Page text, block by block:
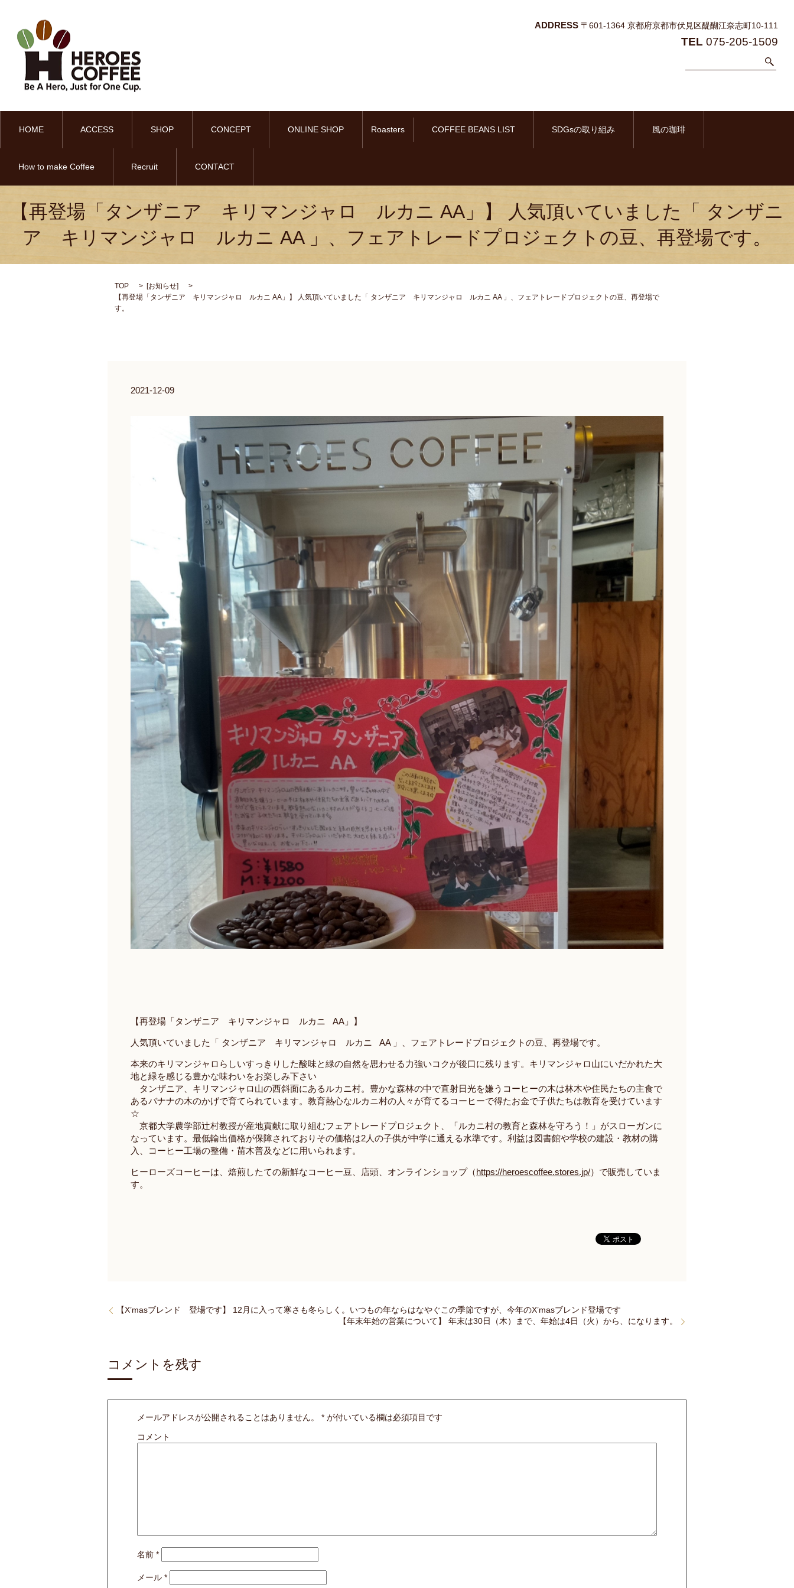
ADDRESS 〒601-1364 京都府京都市伏見区醍醐江奈志町10-111
TEL 075-205-1509
HOME ACCESS SHOP CONCEPT ONLINE SHOP Roasters COFFEE BEANS LIST SDGsの取り組み 風の珈琲
How to make Coffee Recruit CONTACT
【再登場「タンザニア キリマンジャロ ルカニ AA」】 人気頂いていました「 タンザニ
ア キリマンジャロ ルカニ AA 」、フェアトレードプロジェクトの豆、再登場です。
TOP [お知らせ]
【再登場「タンザニア キリマンジャロ ルカニ AA」】 人気頂いていました「 タンザニア キリマンジャロ ルカニ AA 」、フェアトレードプロジェクトの豆、再登場で
す。
2021-12-09
【再登場「タンザニア キリマンジャロ ルカニ AA 」】
人気頂いていました「 タンザニア キリマンジャロ ルカニ AA 」、フェアトレードプロジェクトの豆、再登場です。
本来のキリマンジャロらしいすっきりした酸味と緑の自然を思わせる力強いコクが後口に残ります。キリマンジャロ山にいだかれた大
地と緑を感じる豊かな味わいをお楽しみ下さい
タンザニア、キリマンジャロ山の西斜面にあるルカニ村。豊かな森林の中で直射日光を嫌うコーヒーの木は林木や住民たちの主食で
あるバナナの木のかげで育てられています。教育熱心なルカニ村の人々が育てるコーヒーで得たお金で子供たちは教育を受けています
☆
京都大学農学部辻村教授が産地貢献に取り組むフェアトレードプロジェクト、「ルカニ村の教育と森林を守ろう！」がスローガンに
なっています。最低輸出価格が保障されておりその価格は2人の子供が中学に通える水準です。利益は図書館や学校の建設・教材の購
入、コーヒー工場の整備・苗木普及などに用いられます。
ヒーローズコーヒーは、焙煎したての新鮮なコーヒー豆、店頭、オンラインショップ（https://heroescoffee.stores.jp/）で販売していま
す。
【X’masブレンド 登場です】 12月に入って寒さも冬らしく。いつもの年ならはなやぐこの季節ですが、今年のX’masブレンド登場です
【年末年始の営業について】 年末は30日（木）まで、年始は4日（火）から、になります。
コメントを残す
メールアドレスが公開されることはありません。 * が付いている欄は必須項目です
コメント
名前 *
メール *